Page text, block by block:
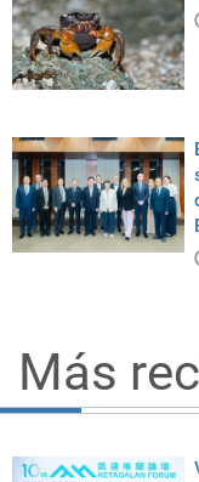
Más